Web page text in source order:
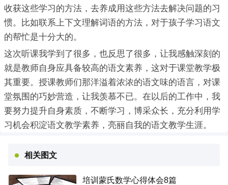
收获这些学习的方法，去养成用这些方法去解决问题的习
惯。比如联系上下文理解词语的方法，对于孩子学习语文
的帮忙是十分大的。
这次听课我学到了很多，也反思了很多，让我感触深刻的
就是教师自身应具备较高的语文素养，这对于课堂教学极
其重要。授课教师们那洋溢着浓浓的语文味的语言，对课
堂氛围的巧妙营造，让我羡慕不已。在以后的工作中，我
要努力提升自身素质，不断学习，博采众长，充分利用学
习机会积淀语文教学素养，亮丽自我的语文教学生涯。
相关图文
培训蒙氏数学心得体会8篇